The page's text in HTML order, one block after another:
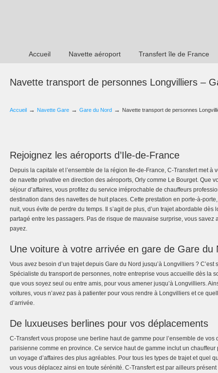
Accueil Navette aéroport Transfert île de France
Navette transport de personnes Longvilliers –
Accueil → Navette Gare → Gare du Nord → Navette transport de personnes
Rejoignez les aéroports d’Ile-de-France
Depuis la capitale et l’ensemble de la région Ile-de-France, C-Transfert met à
de navette privative en direction des aéroports, Orly comme Le Bourget. Que
séjour d’affaires, vous profitez du service irréprochable de chauffeurs
destination dans des navettes de huit places. Cette prestation en porte-à-
nuit, vous évite de perdre du temps. Il s’agit de plus, d’un trajet abordable dès
partagé entre les passagers. Pas de risque de mauvaise surprise, vous savez
payez.
Une voiture à votre arrivée en gare de Gare du
Vous avez besoin d’un trajet depuis Gare du Nord jusqu’à Longvilliers ? C’est
Spécialiste du transport de personnes, notre entreprise vous accueille dès la
que vous soyez seul ou entre amis, pour vous amener jusqu’à Longvilliers.
voitures, vous n’avez pas à patienter pour vous rendre à Longvilliers et ce
d’arrivée.
De luxueuses berlines pour vos déplacements
C-Transfert vous propose une berline haut de gamme pour l’ensemble de
parisienne comme en province. Ce service haut de gamme inclut un
un voyage d’affaires des plus agréables. Pour tous les types de trajet et quel
vous vous déplacez ainsi en toute sérénité. C-Transfert est par ailleurs